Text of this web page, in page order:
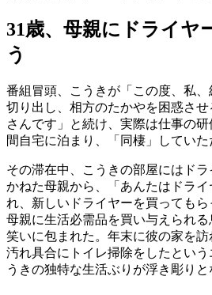
31歳、母親にドライヤ
う
番組冒頭、こうきが「この度、私
切り出し、相方のたかやを困惑さ
さんです」と続け、実際は仕事の
間自宅に泊まり、「同棲」していた
その滞在中、こうきの部屋にはド
かねた母親から、「あんたはドラ
れ、新しいドライヤーを買っても
母親に生活必需品を買い与えられ
笑いに包まれた。年末に彼の家を
汚れ具合にトイレ掃除をしたとい
うきの独特な生活ぶりが浮き彫りと